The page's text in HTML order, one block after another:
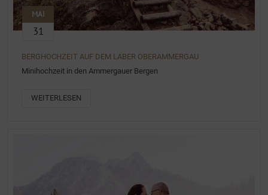
MAI
31
BERGHOCHZEIT AUF DEM LABER OBERAMMERGAU
Minihochzeit in den Ammergauer Bergen
WEITERLESEN